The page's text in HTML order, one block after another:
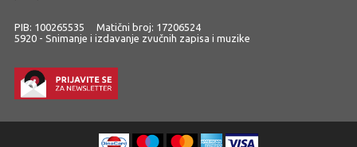
PIB: 100265535 Matični broj: 17206524
5920 - Snimanje i izdavanje zvučnih zapisa i muzike